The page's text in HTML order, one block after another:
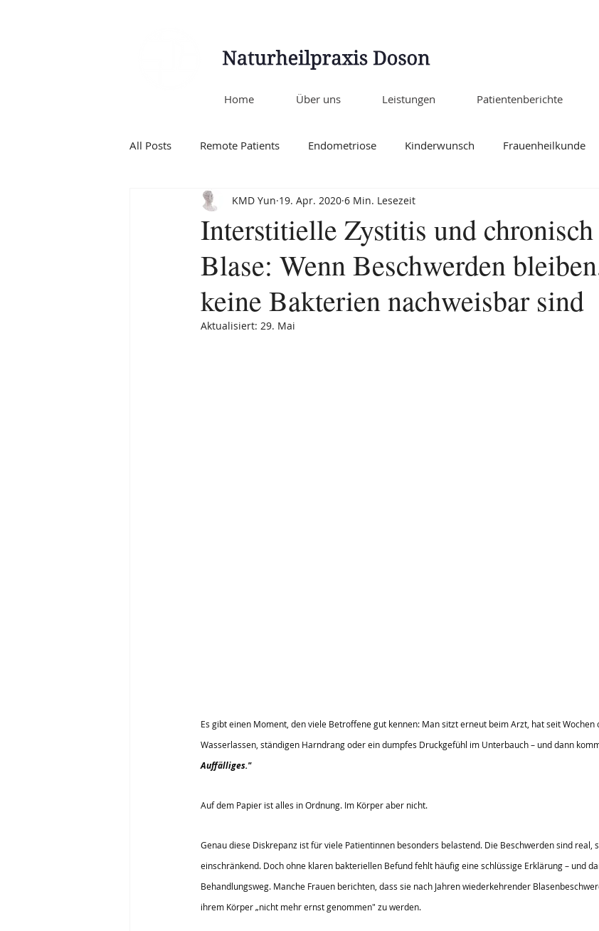
Home Über uns Leistungen Patientenberichte
All Posts Remote Patients Endometriose Kinderwunsch Frauenheilkunde
Coronavirus (COVID-19) TCM Allgemein
Interstitielle Zystitis und chronisch
Blase: Wenn Beschwerden
keine Bakterien nachweisbar sind
KMD Yun 19. Apr. 2020 6 Min. Lesezeit
Aktualisiert: 29. Mai
Es gibt einen Moment, den viele Betroffene gut kennen: Man sitzt erneut beim Arzt, hat seit
Wasserlassen, ständigen Harndrang oder ein dumpfes Druckgefühl im Unterbauch – und dann
Auffälliges."
Auf dem Papier ist alles in Ordnung. Im Körper aber nicht.
Genau diese Diskrepanz ist für viele Patientinnen besonders belastend. Die Beschwerden sind real,
einschränkend. Doch ohne klaren bakteriellen Befund fehlt häufig eine schlüssige Erklärung – und
Behandlungsweg. Manche Frauen berichten, dass sie nach Jahren wiederkehrender
ihrem Körper „nicht mehr ernst genommen" zu werden.